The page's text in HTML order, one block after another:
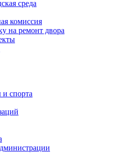
среда
комиссия
на ремонт двора
и спорта